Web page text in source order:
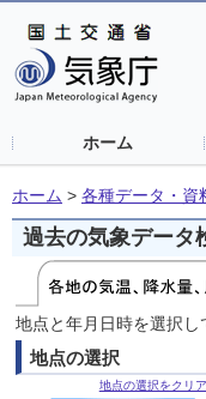
ホーム
ホーム > 各種データ・資
過去の気象データ
地点と年月日時を選択
地点の選択
地点の選択をクリア